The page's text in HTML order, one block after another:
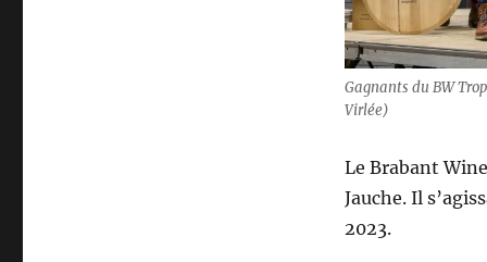
Gagnants du BW
Virlée)
Le Brabant
Jauche. Il
2023.